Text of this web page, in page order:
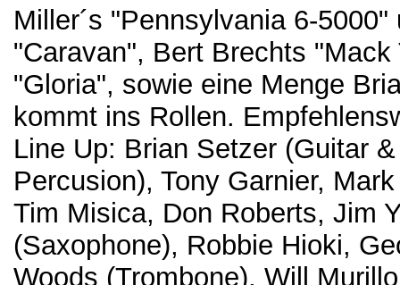
Miller´s "Pennsylvania 6-
"Caravan", Bert Brechts
"Gloria", sowie eine Menge
kommt ins Rollen.
Line Up: Brian Setzer (Guitar
Percusion), Tony Garnier,
Tim Misica, Don Roberts, Jim
(Saxophone), Robbie Hioki,
Woods (Trombone), Will